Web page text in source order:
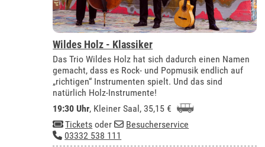
Wildes Holz - Klassiker
Das Trio Wildes Holz hat sich dadurch einen Namen
gemacht, dass es Rock- und Popmusik endlich auf
„richtigen“ Instrumenten spielt. Und das sind
natürlich Holz-Instrumente!
19:30 Uhr, Kleiner Saal , 35,15 €
Tickets oder
Besucherservice
03332 538 111